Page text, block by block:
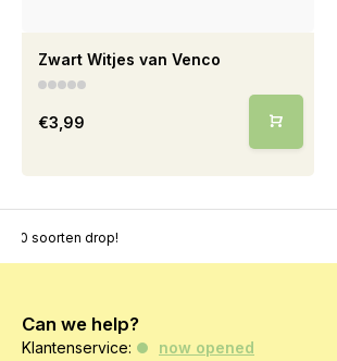
Zwart Witjes van Venco
€3,99
soorten drop!
Can we help?
Klantenservice:
now opened